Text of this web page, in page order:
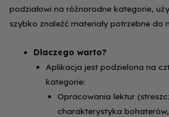
podziałowi na różnorodne kategorie,
szybko znaleźć materiały potrzebne do
Dlaczego warto?
Aplikacja jest podzielona na
kategorie:
Opracowania lektur
charakterystyka